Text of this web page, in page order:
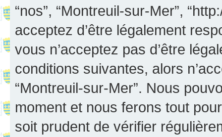
“nos”, “Montreuil-sur-Mer”,
acceptez d’être légalement
vous n’acceptez pas d’être
conditions suivantes, alors
“Montreuil-sur-Mer”. Nous
moment et nous ferons tout
soit prudent de vérifier